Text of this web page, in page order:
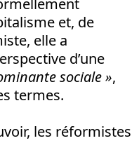
et, de
elle a
d’une
sociale »,
termes.
les réformistes